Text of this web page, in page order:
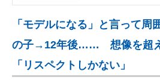
「モデルになる」と言って周
の子→12年後…… 想像を超え
「リスペクトしかない」